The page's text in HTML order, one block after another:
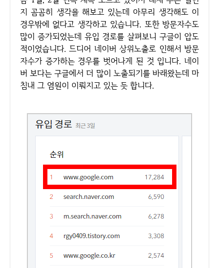
지 곰곰히 생각을 해보고 있는데 아무리 생각해도 이
경우밖에 없다고 생각하고 있습니다. 또한 방문자수도
많이 증가되었는데 유입 경로를 살펴보니 구글이 압도
적이었습니다. 드디어 네이버 상위노출로 인해서 방문
자수가 증가하는 경우를 벗어나게 된 것 입니다. 네이
버 보다는 구글에서 더 많이 노출되기를 바래왔는데 마
침내 그 염원이 이뤄지고 있는 듯 합니다.